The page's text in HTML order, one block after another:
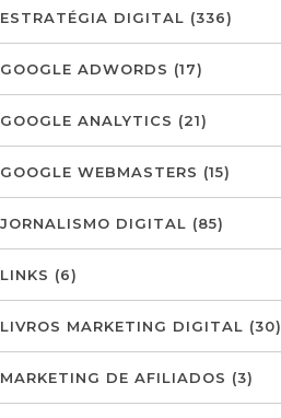
ESTRATÉGIA DIGITAL (336)
GOOGLE ADWORDS (17)
GOOGLE ANALYTICS (21)
GOOGLE WEBMASTERS (15)
JORNALISMO DIGITAL (85)
LINKS (6)
LIVROS MARKETING DIGITAL (30)
MARKETING DE AFILIADOS (3)